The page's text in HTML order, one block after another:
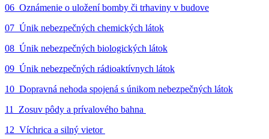
06_Oznámenie o uložení bomby či trhaviny v budove
07_Únik nebezpečných chemických látok
08_Únik nebezpečných biologických látok
09_Únik nebezpečných rádioaktívnych látok
10_Dopravná nehoda spojená s únikom nebezpečných látok
11_Zosuv pôdy a prívalového bahna
12_Víchrica a silný vietor